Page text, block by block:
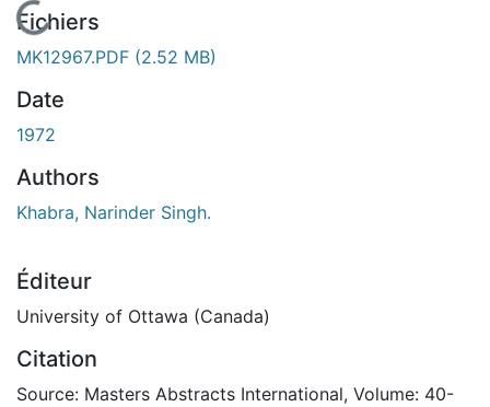
En cours de chargement...
Fichiers
MK12967.PDF (2.52 MB)
Date
1972
Authors
Khabra, Narinder Singh.
Éditeur
University of Ottawa (Canada)
Citation
Source: Masters Abstracts International, Volume: 40-